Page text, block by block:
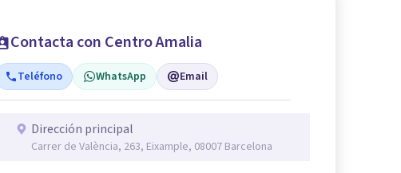
Contacta con Centro Amalia
Teléfono WhatsApp Email
Dirección principal
Carrer de València, 263, Eixample, 08007 Barcelona